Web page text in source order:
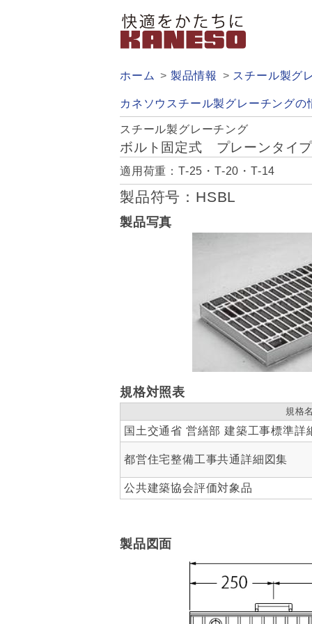
ホーム 製品情報 スチール製グ
カネソウスチール製グレーチングの
スチール製グレーチング
ボルト固定式 プレーンタイ
適用荷重：T-25・T-20・T-14
製品符号：HSBL
製品写真
規格対照表
規格
国土交通省 営繕部 建築工事標準詳
都営住宅整備工事共通詳細図集
公共建築協会評価対象品
製品図面